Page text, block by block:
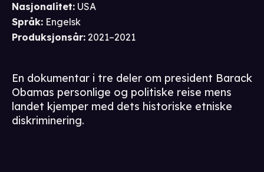
Nasjonalitet: USA
Språk: Engelsk
Produksjonsår: 2021–2021
En dokumentar i tre deler om president Barack
Obamas personlige og politiske reise mens
landet kjemper med dets historiske etniske
diskriminering.